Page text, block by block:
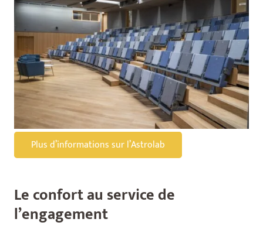
Plus d’informations sur l’Astrolab
Le confort au service de
l’engagement